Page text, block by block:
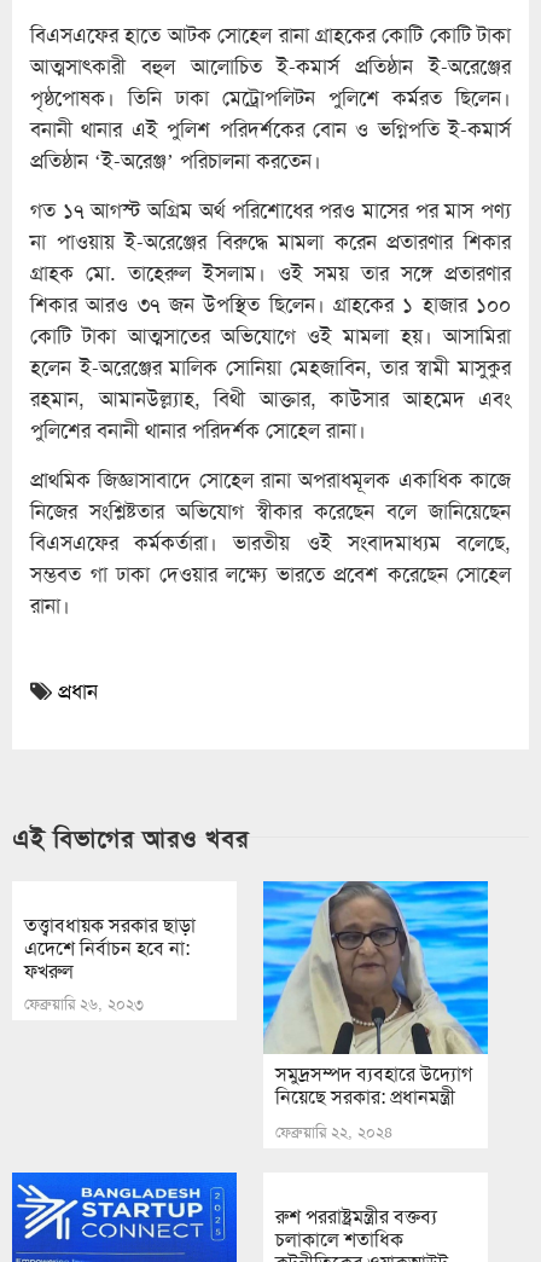
বিএসএফের হাতে আটক সোহেল রানা গ্রাহকের কোটি কোটি টাকা
আত্মসাৎকারী বহুল আলোচিত ই-কমার্স প্রতিষ্ঠান ই-অরেঞ্জের
পৃষ্ঠপোষক। তিনি ঢাকা মেট্রোপলিটন পুলিশে কর্মরত ছিলেন।
বনানী থানার এই পুলিশ পরিদর্শকের বোন ও ভগ্নিপতি ই-কমার্স
প্রতিষ্ঠান ‘ই-অরেঞ্জ’ পরিচালনা করতেন।
গত ১৭ আগস্ট অগ্রিম অর্থ পরিশোধের পরও মাসের পর মাস পণ্য
না পাওয়ায় ই-অরেঞ্জের বিরুদ্ধে মামলা করেন প্রতারণার শিকার
গ্রাহক মো. তাহেরুল ইসলাম। ওই সময় তার সঙ্গে প্রতারণার
শিকার আরও ৩৭ জন উপস্থিত ছিলেন। গ্রাহকের ১ হাজার ১০০
কোটি টাকা আত্মসাতের অভিযোগে ওই মামলা হয়। আসামিরা
হলেন ই-অরেঞ্জের মালিক সোনিয়া মেহজাবিন, তার স্বামী মাসুকুর
রহমান, আমানউল্ল্যাহ, বিথী আক্তার, কাউসার আহমেদ এবং
পুলিশের বনানী থানার পরিদর্শক সোহেল রানা।
প্রাথমিক জিজ্ঞাসাবাদে সোহেল রানা অপরাধমূলক একাধিক কাজে
নিজের সংশ্লিষ্টতার অভিযোগ স্বীকার করেছেন বলে জানিয়েছেন
বিএসএফের কর্মকর্তারা। ভারতীয় ওই সংবাদমাধ্যম বলেছে,
সম্ভবত গা ঢাকা দেওয়ার লক্ষ্যে ভারতে প্রবেশ করেছেন সোহেল
রানা।
প্রধান
এই বিভাগের আরও খবর
তত্ত্বাবধায়ক সরকার ছাড়া
এদেশে নির্বাচন হবে না:
ফখরুল
ফেব্রুয়ারি ২৬, ২০২৩
সমুদ্রসম্পদ ব্যবহারে উদ্যোগ
নিয়েছে সরকার: প্রধানমন্ত্রী
ফেব্রুয়ারি ২২, ২০২৪
রুশ পররাষ্ট্রমন্ত্রীর বক্তব্য
চলাকালে শতাধিক